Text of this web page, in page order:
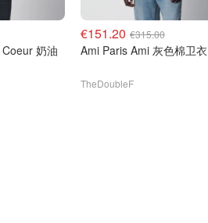
€151.20 €315.00
Ami Paris Ami 灰色棉卫衣
TheDoubleF